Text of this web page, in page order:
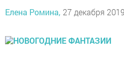
Елена Ромина, 27 декабря